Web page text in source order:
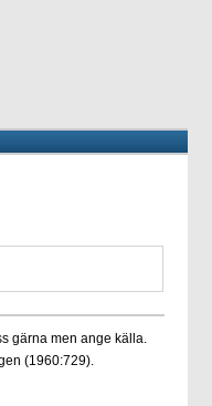
gärna men ange källa.
(1960:729).